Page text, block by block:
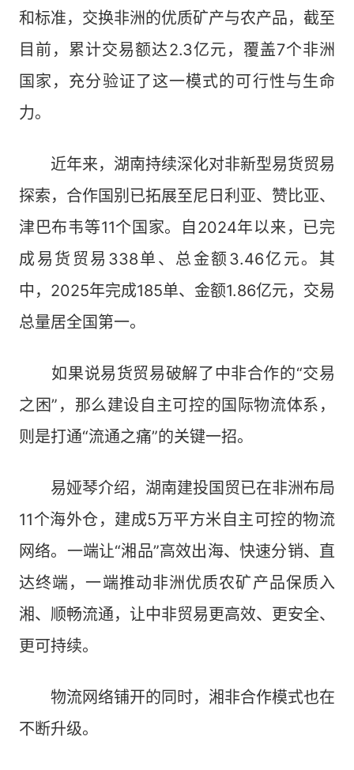
和标准，交换非洲的优质矿产与农产品，截至
目前，累计交易额达2.3亿元，覆盖7个非洲
国家，充分验证了这一模式的可行性与生命
力。
近年来，湖南持续深化对非新型易货贸易
探索，合作国别已拓展至尼日利亚、赞比亚、
津巴布韦等11个国家。自2024年以来，已完
成易货贸易338单、总金额3.46亿元。其
中，2025年完成185单、金额1.86亿元，交易
总量居全国第一。
如果说易货贸易破解了中非合作的“交易
之困”，那么建设自主可控的国际物流体系，
则是打通“流通之痛”的关键一招。
易娅琴介绍，湖南建投国贸已在非洲布局
11个海外仓，建成5万平方米自主可控的物流
网络。一端让“湘品”高效出海、快速分销、直
达终端，一端推动非洲优质农矿产品保质入
湘、顺畅流通，让中非贸易更高效、更安全、
更可持续。
物流网络铺开的同时，湘非合作模式也在
不断升级。